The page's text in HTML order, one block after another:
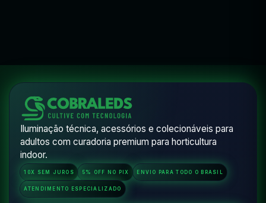
Iluminação técnica, acessórios e colecionáveis para
adultos com curadoria premium para horticultura
indoor.
10X SEM JUROS 5% OFF NO PIX ENVIO PARA TODO O BRASIL
ATENDIMENTO ESPECIALIZADO